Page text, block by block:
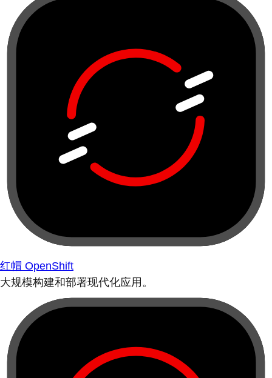
红帽 OpenShift
大规模构建和部署现代化应用。